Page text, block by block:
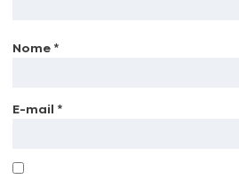
Nome *
E-mail *